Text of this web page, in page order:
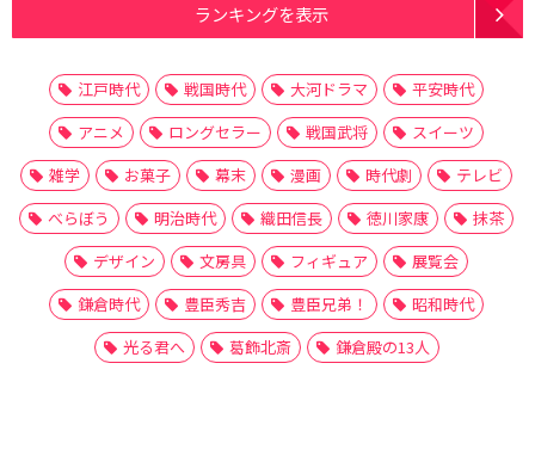
ランキングを表示
江戸時代 戦国時代 大河ドラマ
平安時代
アニメ
ロングセラー 戦国武将
スイーツ
雑学
お菓子 幕末 漫画 時代劇
テレビ
べらぼう
明治時代 織田信長 徳川家康
抹茶
デザイン
文房具 フィギュア
展覧会
鎌倉時代
豊臣秀吉 豊臣兄弟！
昭和時代
光る君へ
葛飾北斎 鎌倉殿の13人